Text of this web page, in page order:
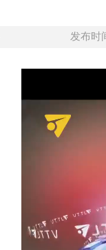
发布时